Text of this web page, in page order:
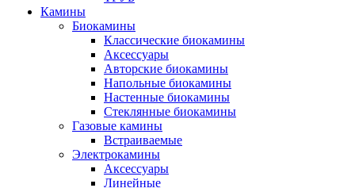
Камины
Биокамины
Классические биокамины
Аксессуары
Авторские биокамины
Напольные биокамины
Настенные биокамины
Стеклянные биокамины
Газовые камины
Встраиваемые
Электрокамины
Аксессуары
Линейные